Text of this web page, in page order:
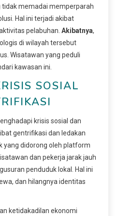
tidak memadai memperparah
Hal ini terjadi akibat
pelabuhan. Akibatnya,
di wilayah tersebut
Wisatawan yang peduli
kawasan ini.
SOSIAL
krisis sosial dan
gentrifikasi dan ledakan
yang didorong oleh platform
dan pekerja jarak jauh
penduduk lokal. Hal ini
dan hilangnya identitas
ketidakadilan ekonomi